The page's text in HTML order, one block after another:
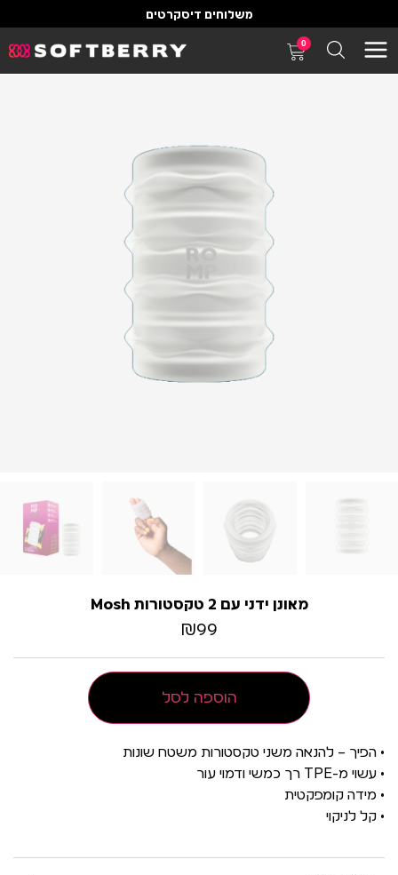
משלוחים דיסקרטים
0
מאונן ידני עם 2 טקסטורות Mosh
₪99
הוספה לסל
• הפיך – להנאה משני טקסטורות משטח שונות
• עשוי מ-TPE רך כמשי ודמוי עור
• מידה קומפקטית
• קל לניקוי